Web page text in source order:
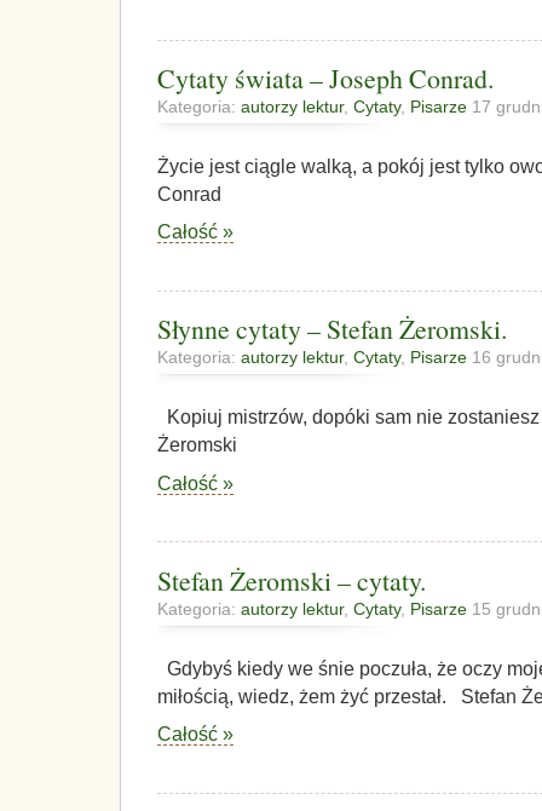
Cytaty świata – Joseph Conrad.
Kategoria: autorzy lektur, Cytaty, Pisarze 17
Życie jest ciągle walką, a pokój jest tylko
Conrad
Całość »
Słynne cytaty – Stefan Żeromski.
Kategoria: autorzy lektur, Cytaty, Pisarze 16
Kopiuj mistrzów, dopóki sam nie
Żeromski
Całość »
Stefan Żeromski – cytaty.
Kategoria: autorzy lektur, Cytaty, Pisarze 15
Gdybyś kiedy we śnie poczuła, że oczy
miłością, wiedz, żem żyć przestał. Stefan
Całość »